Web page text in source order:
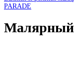
PARADE
Малярный